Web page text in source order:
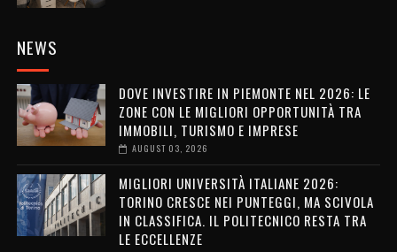
NEWS
DOVE INVESTIRE IN PIEMONTE NEL 2026: LE
ZONE CON LE MIGLIORI OPPORTUNITÀ TRA
IMMOBILI, TURISMO E IMPRESE
AUGUST 03, 2026
MIGLIORI UNIVERSITÀ ITALIANE 2026:
TORINO CRESCE NEI PUNTEGGI, MA SCIVOLA
IN CLASSIFICA. IL POLITECNICO RESTA TRA
LE ECCELLENZE